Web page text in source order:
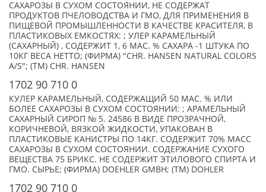
САХАРОЗЫ В СУХОМ СОСТОЯНИИ, НЕ СОДЕРЖАТ
ПРОДУКТОВ ПЧЕЛОВОДСТВА И ГМО, ДЛЯ ПРИМЕНЕНИЯ В
ПИЩЕВОЙ ПРОМЫШЛЕННОСТИ В КАЧЕСТВЕ КРАСИТЕЛЯ, В
ПЛАСТИКОВЫХ ЕМКОСТЯХ: ; УЛЕР КАРАМЕЛЬНЫЙ
(САХАРНЫЙ) , СОДЕРЖИТ 1, 6 МАС. % САХАРА -1 ШТУКА ПО
10КГ ВЕСА НЕТТО; (ФИРМА) "CHR. HANSEN NATURAL COLORS
A/S"; (TM) CHR. HANSEN
1702 90 710 0
КУЛЕР КАРАМЕЛЬНЫЙ, СОДЕРЖАЩИЙ 50 МАС. % ИЛИ
БОЛЕЕ САХАРОЗЫ В СУХОМ СОСТОЯНИИ: ; АРАМЕЛЬНЫЙ
САХАРНЫЙ СИРОП № 5. 24586 В ВИДЕ ПРОЗРАЧНОЙ,
КОРИЧНЕВОЙ, ВЯЗКОЙ ЖИДКОСТИ, УПАКОВАН В
ПЛАСТИКОВЫЕ КАНИСТРЫ ПО 14КГ. СОДЕРЖИТ 70% МАСС
САХАРОЗЫ В СУХОМ СОСТОЯНИИ. СОДЕРЖАНИЕ СУХОГО
ВЕЩЕСТВА 75 БРИКС. НЕ СОДЕРЖИТ ЭТИЛОВОГО СПИРТА И
ГМО. СЫРЬЕ; (ФИРМА) DOEHLER GMBH; (TM) DOHLER
1702 90 710 0